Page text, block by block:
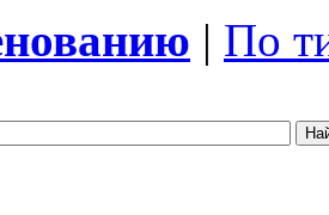
| По